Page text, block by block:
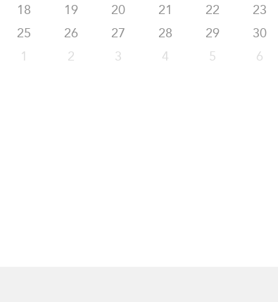
Auteurs
PROGRAMMES
18 19 20 21 22
23
25 26 27 28 29
30
1 2 3 4 5 6